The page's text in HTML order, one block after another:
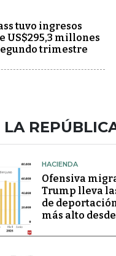
tuvo ingresos
US$295,3 millones
trimestre
LA
HACIENDA
Ofensiva
Trump lleva
de
más alto